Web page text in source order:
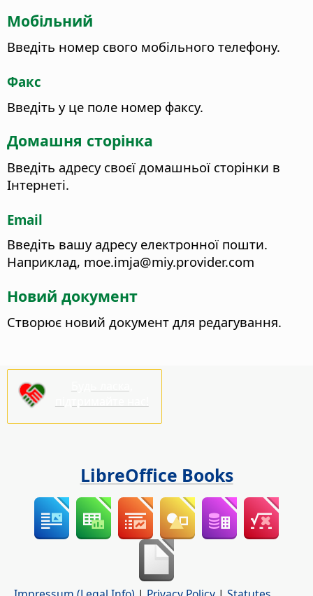
Мобільний
Введіть номер свого мобільного телефону.
Факс
Введіть у це поле номер факсу.
Домашня сторінка
Введіть адресу своєї домашньої сторінки в
Інтернеті.
Email
Введіть вашу адресу електронної пошти.
Наприклад, moe.imja@miy.provider.com
Новий документ
Створює новий документ для редагування.
LibreOffice Books